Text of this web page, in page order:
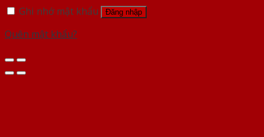
Ghi nhớ mật khẩu
Đăng nhập
Quên mật khẩu?